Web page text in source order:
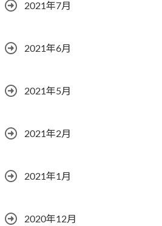
2021年7月
2021年6月
2021年5月
2021年2月
2021年1月
2020年12月